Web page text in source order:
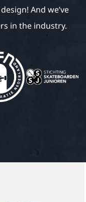
And we’ve
in the industry.